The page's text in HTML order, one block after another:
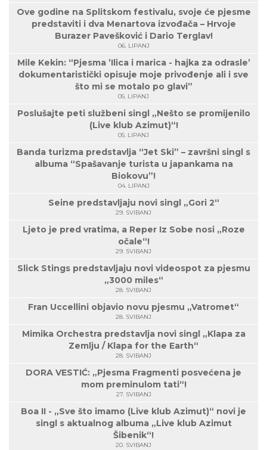
Ove godine na Splitskom festivalu, svoje će pjesme
predstaviti i dva Menartova izvođača – Hrvoje
Burazer Pavešković i Dario Terglav!
06. LIPANJ
Mile Kekin: “Pjesma ’Ilica i marica - hajka za odrasle’
dokumentaristički opisuje moje privođenje ali i sve
što mi se motalo po glavi”
05. LIPANJ
Poslušajte peti službeni singl „Nešto se promijenilo
(Live klub Azimut)“!
05. LIPANJ
Banda turizma predstavlja “Jet Ski” – završni singl s
albuma “Spašavanje turista u japankama na
Biokovu”!
04. LIPANJ
Seine predstavljaju novi singl „Gori 2“
29. SVIBANJ
Ljeto je pred vratima, a Reper Iz Sobe nosi „Roze
očale“!
29. SVIBANJ
Slick Stings predstavljaju novi videospot za pjesmu
„3000 miles“
28. SVIBANJ
Fran Uccellini objavio novu pjesmu „Vatromet“
28. SVIBANJ
Mimika Orchestra predstavlja novi singl „Klapa za
Zemlju / Klapa for the Earth“
28. SVIBANJ
DORA VESTIĆ: „Pjesma Fragmenti posvećena je
mom preminulom tati“!
27. SVIBANJ
Boa II - „Sve što imamo (Live klub Azimut)“ novi je
singl s aktualnog albuma „Live klub Azimut
Šibenik“!
20. SVIBANJ